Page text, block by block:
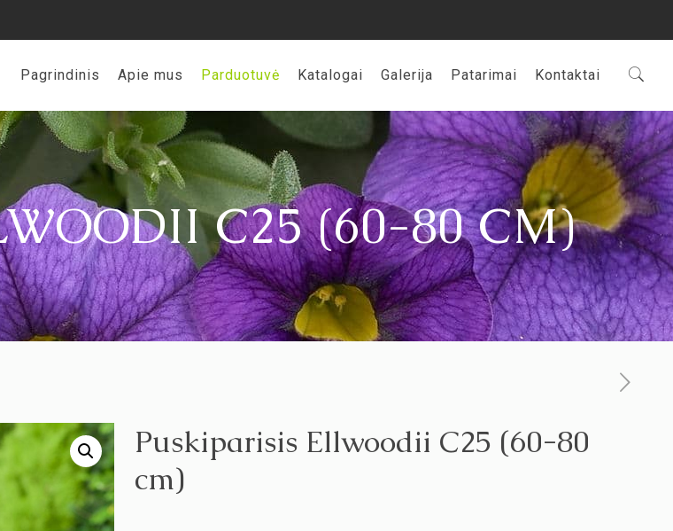
Pagrindinis Apie mus Parduotuvė Katalogai Galerija Patarimai Kontaktai
C25 (60-80 CM)
Puskiparisis Ellwoodii C25 (60-80
cm)